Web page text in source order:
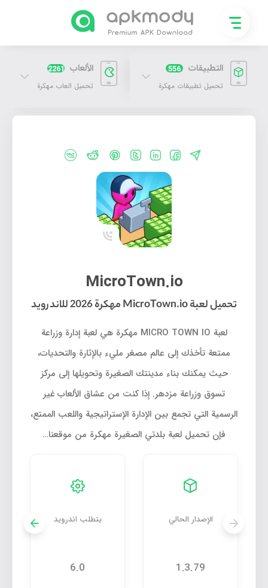
التطبيقات 556
تحميل تطبيقات مهكرة
الألعاب 2261
تحميل العاب مهكرة
MicroTown.io
تحميل لعبة MicroTown.io مهكرة 2026 للاندرويد
لعبة MICRO TOWN IO مهكرة هي لعبة إدارة وزراعة
ممتعة تأخذك إلى عالم مصغر مليء بالإثارة والتحديات،
حيث يمكنك بناء مدينتك الصغيرة وتحويلها إلى مركز
تسوق وزراعة مزدهر. إذا كنت من عشاق الألعاب غير
الرسمية التي تجمع بين الإدارة الإستراتيجية واللعب الممتع،
فإن تحميل لعبة بلدتي الصغيرة مهكرة من موقعنا…
الإصدار الحالي
1.3.79
يتطلب اندرويد
6.0